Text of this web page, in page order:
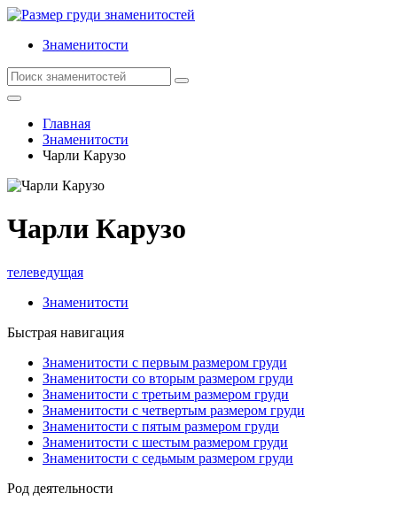
Знаменитости
Главная
Знаменитости
Чарли Карузо
Чарли Карузо
телеведущая
Знаменитости
Быстрая навигация
Знаменитости с первым размером груди
Знаменитости со вторым размером груди
Знаменитости с третьим размером груди
Знаменитости с четвертым размером груди
Знаменитости с пятым размером груди
Знаменитости с шестым размером груди
Знаменитости с седьмым размером груди
Род деятельности